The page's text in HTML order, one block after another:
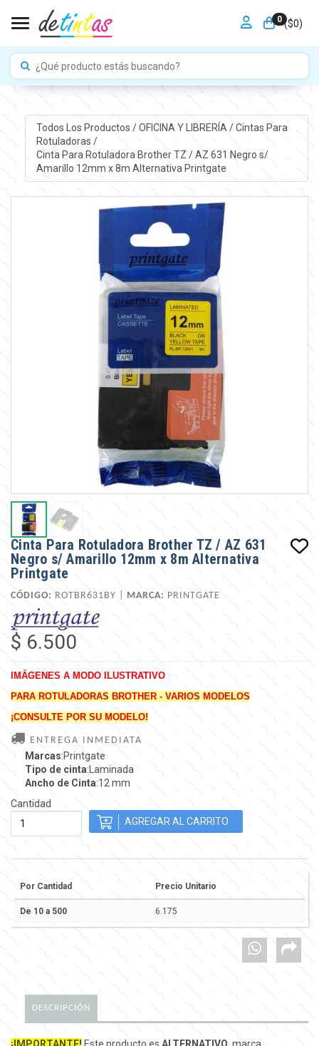
0 ($0)
Toggle navigation
Todos Los Productos /OFICINA Y LIBRERÍA /Cintas Para
Rotuladoras /
Cinta Para Rotuladora Brother TZ / AZ 631 Negro s/
Amarillo 12mm x 8m Alternativa Printgate
Cinta Para Rotuladora Brother TZ / AZ 631
Negro s/ Amarillo 12mm x 8m Alternativa
Printgate
CÓDIGO: ROTBR631BY | MARCA: PRINTGATE
$ 6.500
IMÁGENES A MODO ILUSTRATIVO
PARA ROTULADORAS BROTHER - VARIOS MODELOS
¡CONSULTE POR SU MODELO!
ENTREGA INMEDIATA
Marcas:Printgate
Tipo de cinta:Laminada
Ancho de Cinta:12 mm
Cantidad
Por Cantidad Precio Unitario
De 10 a 500 6.175
DESCRIPCIÓN